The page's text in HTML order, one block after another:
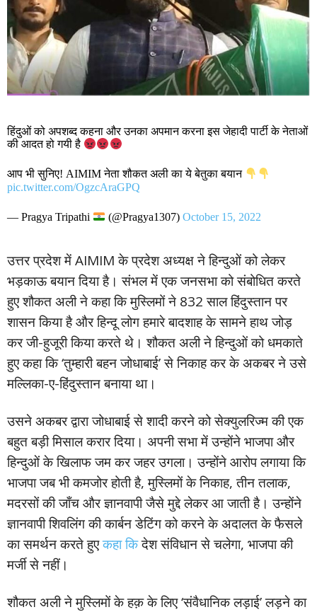
हिंदुओं को अपशब्द कहना और उनका अपमान करना इस जेहादी पार्टी के नेताओं
की आदत हो गयी है
आप भी सुनिए! AIMIM नेता शौकत अली का ये बेतुका बयान
pic.twitter.com/OgzcAraGPQ
— Pragya Tripathi (@Pragya1307)October 15, 2022
उत्तर प्रदेश में AIMIM के प्रदेश अध्यक्ष ने हिन्दुओं को लेकर
भड़काऊ बयान दिया है। संभल में एक जनसभा को संबोधित करते
हुए शौकत अली ने कहा कि मुस्लिमों ने 832 साल हिंदुस्तान पर
शासन किया है और हिन्दू लोग हमारे बादशाह के सामने हाथ जोड़
कर जी-हुजूरी किया करते थे। शौकत अली ने हिन्दुओं को धमकाते
हुए कहा कि ‘तुम्हारी बहन जोधाबाई’ से निकाह कर के अकबर ने उसे
मल्लिका-ए-हिंदुस्तान बनाया था।
उसने अकबर द्वारा जोधाबाई से शादी करने को सेक्युलरिज्म की एक
बहुत बड़ी मिसाल करार दिया। अपनी सभा में उन्होंने भाजपा और
हिन्दुओं के खिलाफ जम कर जहर उगला। उन्होंने आरोप लगाया कि
भाजपा जब भी कमजोर होती है, मुस्लिमों के निकाह, तीन तलाक,
मदरसों की जाँच और ज्ञानवापी जैसे मुद्दे लेकर आ जाती है। उन्होंने
ज्ञानवापी शिवलिंग की कार्बन डेटिंग को करने के अदालत के फैसले
का समर्थन करते हुएकहा किदेश संविधान से चलेगा, भाजपा की
मर्जी से नहीं।
शौकत अली ने मुस्लिमों के हक़ के लिए ‘संवैधानिक लड़ाई’ लड़ने का